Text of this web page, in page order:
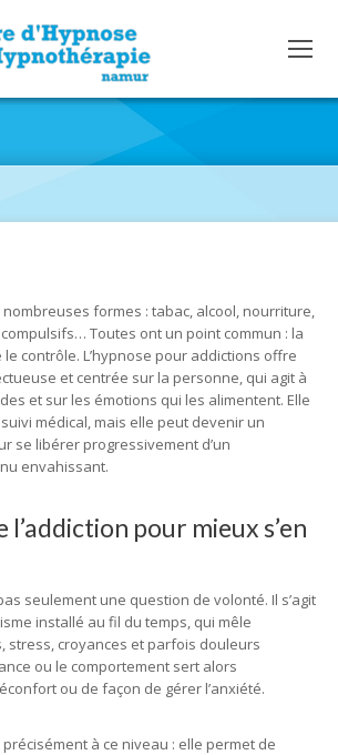
AUTREMENT : L’HYPNOSE POUR
VOIE DE CHANGEMENT DURABLE
nombreuses formes : tabac, alcool, nourriture,
Toutes ont un point commun : la
contrôle. L’hypnose pour addictions offre
et centrée sur la personne, qui agit à
et sur les émotions qui les alimentent. Elle
médical, mais elle peut devenir un
se libérer progressivement d’un
envahissant.
pour mieux s’en
seulement une question de volonté. Il s’agit
installé au fil du temps, qui mêle
stress, croyances et parfois douleurs
ou le comportement sert alors
ou de façon de gérer l’anxiété.
précisément à ce niveau : elle permet de